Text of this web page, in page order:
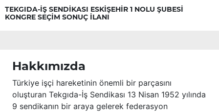
TEKGIDA-İŞ SENDİKASI ESKİŞEHİR 1 NOLU ŞUBESİ
KONGRE SEÇİM SONUÇ İLANI
Hakkımızda
Türkiye işçi hareketinin önemli bir parçasını
oluşturan Tekgıda-İş Sendikası 13 Nisan 1952 yılında
9 sendikanın bir araya gelerek federasyon